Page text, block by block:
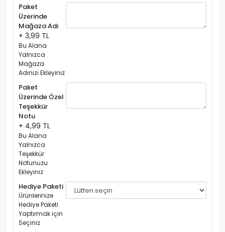
Paket
Üzerinde
Mağaza Adı
+ 3,99 TL
Bu Alana
Yalnızca
Mağaza
Adınızı Ekleyiniz
Paket
Üzerinde Özel
Teşekkür
Notu
+ 4,99 TL
Bu Alana
Yalnızca
Teşekkür
Notunuzu
Ekleyiniz
Hediye Paketi
Ürünlerinize
Hediye Paketi
Yaptırmak için
Seçiniz